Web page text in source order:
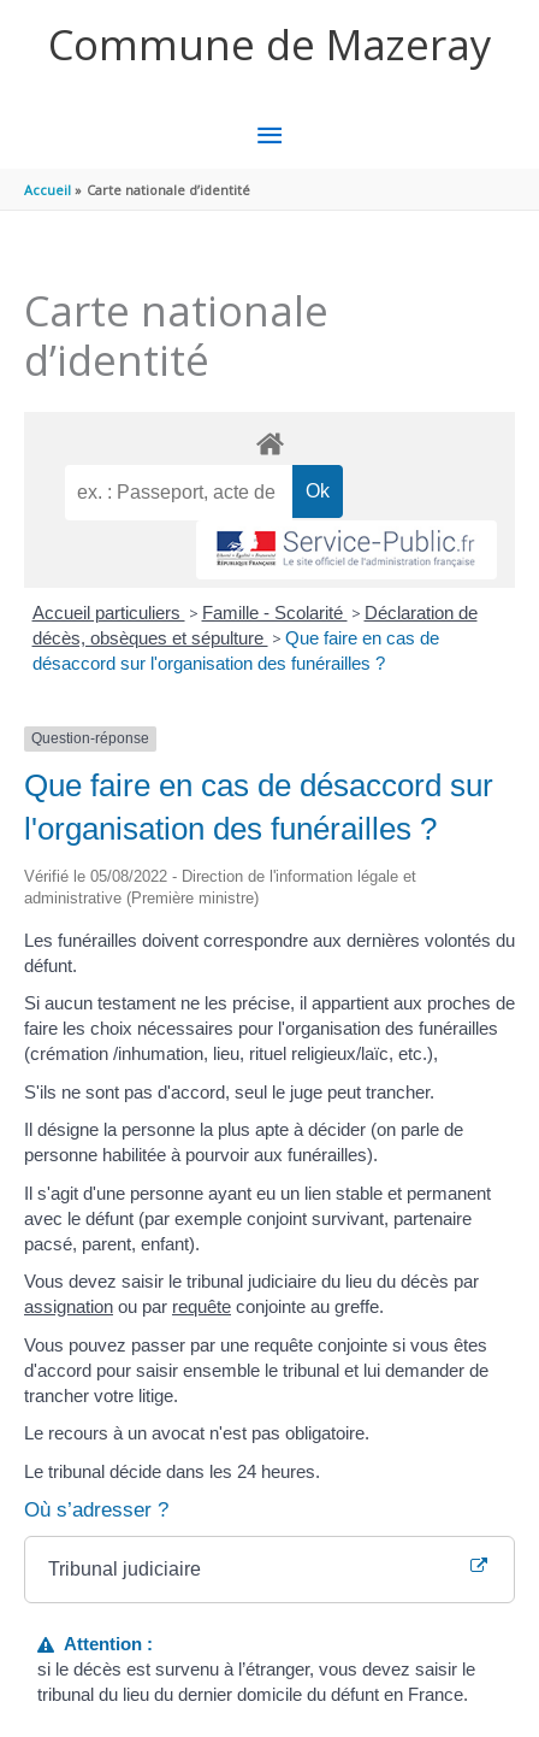
Commune de Mazeray
MENU
Accueil Carte nationale d’identité
Carte nationale
d’identité
Accueil particuliers > Famille - Scolarité > Déclaration de
décès, obsèques et sépulture > Que faire en cas de
désaccord sur l'organisation des funérailles ?
Question-réponse
Que faire en cas de désaccord sur
l'organisation des funérailles ?
Vérifié le 05/08/2022 - Direction de l'information légale et
administrative (Première ministre)
Les funérailles doivent correspondre aux dernières volontés du
défunt.
Si aucun testament ne les précise, il appartient aux proches de
faire les choix nécessaires pour l'organisation des funérailles
(crémation /inhumation, lieu, rituel religieux/laïc, etc.),
S'ils ne sont pas d'accord, seul le juge peut trancher.
Il désigne la personne la plus apte à décider (on parle de
personne habilitée à pourvoir aux funérailles).
Il s'agit d'une personne ayant eu un lien stable et permanent
avec le défunt (par exemple conjoint survivant, partenaire
pacsé, parent, enfant).
Vous devez saisir le tribunal judiciaire du lieu du décès par
assignation ou par requête conjointe au greffe.
Vous pouvez passer par une requête conjointe si vous êtes
d'accord pour saisir ensemble le tribunal et lui demander de
trancher votre litige.
Le recours à un avocat n'est pas obligatoire.
Le tribunal décide dans les 24 heures.
Où s’adresser ?
Tribunal judiciaire
Attention :
si le décès est survenu à l’étranger, vous devez saisir le
tribunal du lieu du dernier domicile du défunt en France.